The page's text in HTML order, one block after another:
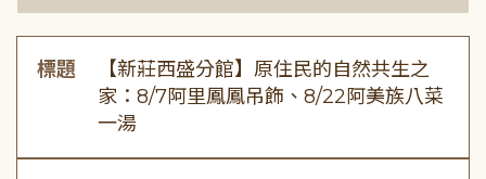
標題
【新莊西盛分館】原住民的自然共生之
家：8/7阿里鳳鳳吊飾、8/22阿美族八菜
一湯